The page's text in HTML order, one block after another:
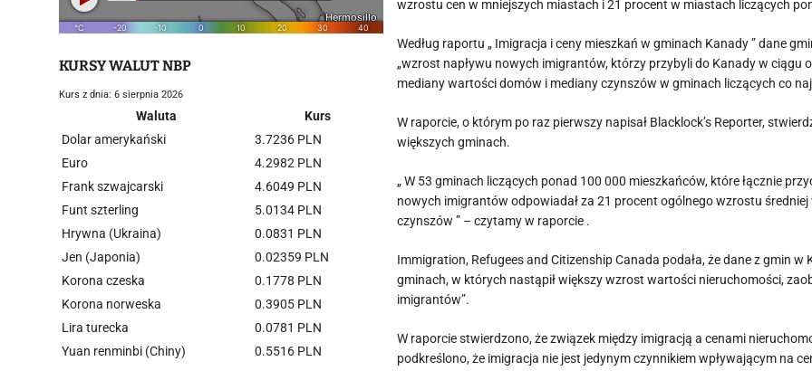
wzrostu cen w mniejszych miastach i 21 procent w miastach liczących
Według raportu „ Imigracja i ceny mieszkań w gminach Kanady ” dane
„wzrost napływu nowych imigrantów, którzy przybyli do Kanady w
mediany wartości domów i mediany czynszów w gminach liczących co
W raporcie, o którym po raz pierwszy napisał Blacklock’s Reporter,
większych gminach.
„ W 53 gminach liczących ponad 100 000 mieszkańców, które łącznie
nowych imigrantów odpowiadał za 21 procent ogólnego wzrostu
czynszów ” – czytamy w raporcie .
Immigration, Refugees and Citizenship Canada podała, że dane z gmin
gminach, w których nastąpił większy wzrost wartości nieruchomości,
imigrantów”.
W raporcie stwierdzono, że związek między imigracją a cenami
podkreślono, że imigracja nie jest jedynym czynnikiem wpływającym na
KURSY WALUT NBP
Kurs z dnia: 6 sierpnia 2026
Waluta
Kurs
Dolar amerykański
3.7236 PLN
Euro
4.2982 PLN
Frank szwajcarski
4.6049 PLN
Funt szterling
5.0134 PLN
Hrywna (Ukraina)
0.0831 PLN
Jen (Japonia)
0.02359 PLN
Korona czeska
0.1778 PLN
Korona norweska
0.3905 PLN
Lira turecka
0.0781 PLN
Yuan renminbi (Chiny)
0.5516 PLN